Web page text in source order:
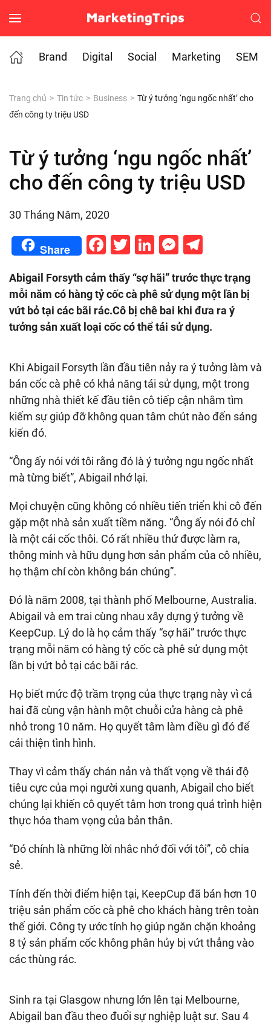
Skip to main content
Brand
Digital Social Marketing SEM
Trang chủ Tin tức Business
Từ ý tưởng ‘ngu ngốc nhất’ cho
đến công ty triệu USD
Từ ý tưởng ‘ngu ngốc nhất’
cho đến công ty triệu USD
30 Tháng Năm, 2020
Share Facebook
Twitter
LinkedIn
Abigail Forsyth cảm thấy “sợ hãi” trước thực trạng
mỗi năm có hàng tỷ cốc cà phê sử dụng một lần bị
vứt bỏ tại các bãi rác.Cô bị chê bai khi đưa ra ý
tưởng sản xuất loại cốc có thể tái sử dụng.
Khi Abigail Forsyth lần đầu tiên nảy ra ý tưởng làm và
bán cốc cà phê có khả năng tái sử dụng, một trong
những nhà thiết kế đầu tiên cô tiếp cận nhằm tìm
kiếm sự giúp đỡ không quan tâm chút nào đến sáng
kiến đó.
“Ông ấy nói với tôi rằng đó là ý tưởng ngu ngốc nhất
mà từng biết”, Abigail nhớ lại.
Mọi chuyện cũng không có nhiều tiến triển khi cô đến
gặp một nhà sản xuất tiềm năng. “Ông ấy nói đó chỉ
là một cái cốc thôi. Có rất nhiều thứ được làm ra,
thông minh và hữu dụng hơn sản phẩm của cô nhiều,
họ thậm chí còn không bán chúng”.
Đó là năm 2008, tại thành phố Melbourne, Australia.
Abigail và em trai cùng nhau xây dựng ý tưởng về
KeepCup. Lý do là họ cảm thấy “sợ hãi” trước thực
trạng mỗi năm có hàng tỷ cốc cà phê sử dụng một
lần bị vứt bỏ tại các bãi rác.
Họ biết mức độ trầm trọng của thực trạng này vì cả
hai đã cùng vận hành một chuỗi cửa hàng cà phê
nhỏ trong 10 năm. Họ quyết tâm làm điều gì đó để
cải thiện tình hình.
Thay vì cảm thấy chán nản và thất vọng về thái độ
tiêu cực của mọi người xung quanh, Abigail cho biết
chúng lại khiến cô quyết tâm hơn trong quá trình hiện
thực hóa tham vọng của bản thân.
“Đó chính là những lời nhắc nhở đối với tôi”, cô chia
sẻ.
Tính đến thời điểm hiện tại, KeepCup đã bán hơn 10
triệu sản phẩm cốc cà phê cho khách hàng trên toàn
thế giới. Công ty ước tính họ giúp ngăn chặn khoảng
8 tỷ sản phẩm cốc không phân hủy bị vứt thẳng vào
các thùng rác.
Sinh ra tại Glasgow nhưng lớn lên tại Melbourne,
Abigail ban đầu theo đuổi sự nghiệp luật sư. Sau 4